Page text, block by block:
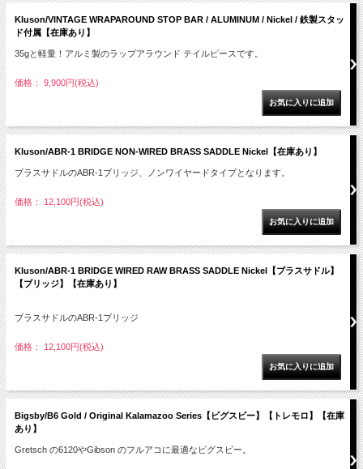
Kluson/VINTAGE WRAPAROUND STOP BAR / ALUMINUM / Nickel / 鉄製スタッ
ド付属【在庫あり】
35gと軽量！アルミ製のラップアラウンド テイルピースです。
価格： 9,900円(税込)
Kluson/ABR-1 BRIDGE NON-WIRED BRASS SADDLE Nickel【在庫あり】
ブラスサドルのABR-1ブリッジ、ノンワイヤードタイプとなります。
価格： 12,100円(税込)
Kluson/ABR-1 BRIDGE WIRED RAW BRASS SADDLE Nickel【ブラスサドル】
【ブリッジ】【在庫あり】
ブラスサドルのABR-1ブリッジ
価格： 12,100円(税込)
Bigsby/B6 Gold / Original Kalamazoo Series【ビグスビー】【トレモロ】【在庫
あり】
Gretsch の6120やGibson のフルアコに最適なビグスビー。